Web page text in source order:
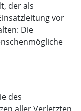
der als
vor
Die
des
aller Verletzten